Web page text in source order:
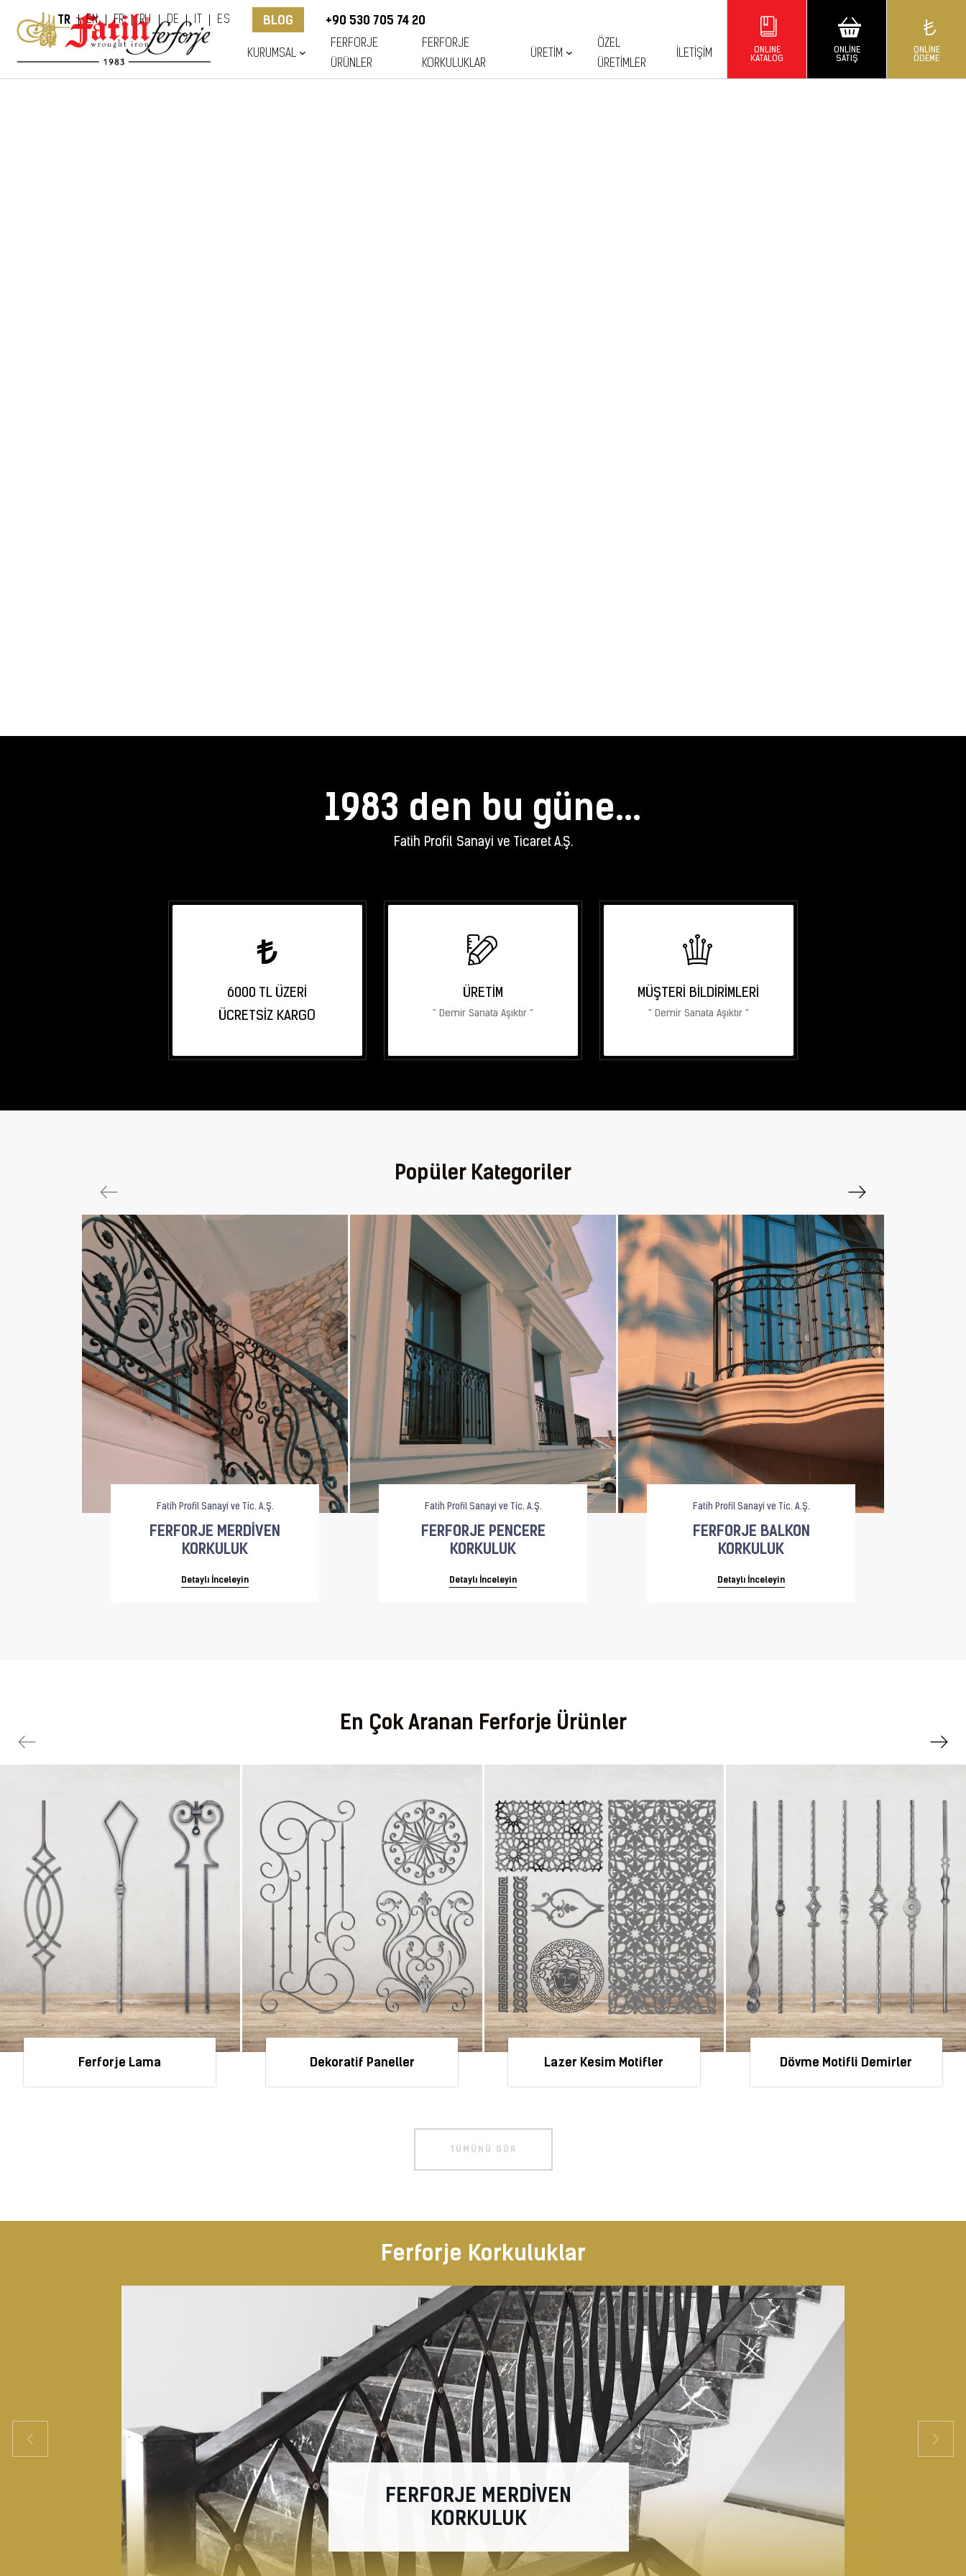
TR EN FR RU DE ES BLOG +90 530 705 74 20
KURUMSAL
FERFORJE
ÜRÜNLER
FERFORJE
KORKULUKLAR
ÜRETIM
ÖZEL
ÜRETIMLER
İLETIŞIM
ONLINE
KATALOG
ONLINE
SATIŞ
ONLINE
ÖDEME
1983 den bu güne...
Fatih Profil Sanayi ve Ticaret A.Ş.
6000 TL ÜZERI
ÜCRETSIZ KARGO
ÜRETIM
" Demir Sanata Aşıktır "
MÜŞTERI BILDIRIMLERI
" Demir Sanata Aşıktır "
Popüler Kategoriler
Fatih Profil Sanayi ve Tic. A.Ş.
FERFORJE MERDİVEN
KORKULUK
Detaylı İnceleyin
Fatih Profil Sanayi ve Tic. A.Ş.
FERFORJE PENCERE
KORKULUK
Detaylı İnceleyin
Fatih Profil Sanayi ve Tic. A.Ş.
FERFORJE BALKON
KORKULUK
Detaylı İnceleyin
En Çok Aranan Ferforje Ürünler
Ferforje Lama Dekoratif Paneller Lazer Kesim Motifler Dövme Motifli Demirler
TÜMÜNÜ GÖR
Ferforje Korkuluklar
FERFORJE MERDİVEN
KORKULUK